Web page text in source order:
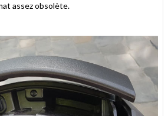
assez obsolète.